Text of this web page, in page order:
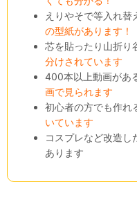
えりやそで等入れ替
の型紙があります！
芯を貼ったり山折り
分けされています
400本以上動画があ
画で見られます
初心者の方でも作れ
いています
コスプレなど改造し
あります